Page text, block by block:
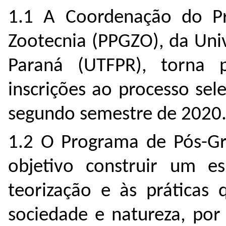
1.1 A Coordenação do
Zootecnia (PPGZO), da
Paraná (UTFPR),
inscrições ao processo
segundo semestre de 2020.
1.2 O Programa de Pós-
objetivo construir um
teorização e às práticas
sociedade e natureza,